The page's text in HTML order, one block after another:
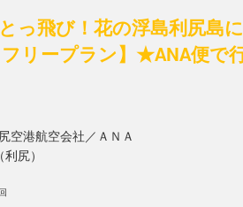
っ飛び！花の浮島利尻島
リープラン】★ANA便で
空港航空会社／ＡＮＡ
尻）